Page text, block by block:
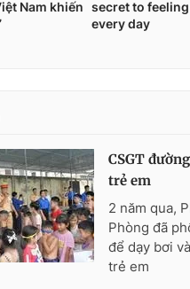
CSGT
trẻ em
2 năm qua,
Phòng đã
để dạy bơi
trẻ em